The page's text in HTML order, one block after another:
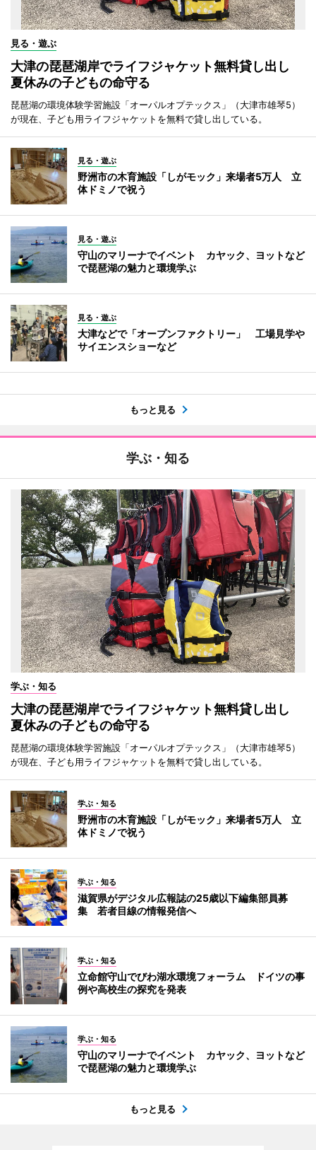
見る・遊ぶ
大津の琵琶湖岸でライフジャケット無料貸し出し
夏休みの子どもの命守る
琵琶湖の環境体験学習施設「オーパルオプテックス」（大津市雄琴5）
が現在、子ども用ライフジャケットを無料で貸し出している。
見る・遊ぶ
野洲市の木育施設「しがモック」来場者5万人 立
体ドミノで祝う
見る・遊ぶ
守山のマリーナでイベント カヤック、ヨットなど
で琵琶湖の魅力と環境学ぶ
見る・遊ぶ
大津などで「オープンファクトリー」 工場見学や
サイエンスショーなど
もっと見る
学ぶ・知る
学ぶ・知る
大津の琵琶湖岸でライフジャケット無料貸し出し
夏休みの子どもの命守る
琵琶湖の環境体験学習施設「オーパルオプテックス」（大津市雄琴5）
が現在、子ども用ライフジャケットを無料で貸し出している。
学ぶ・知る
野洲市の木育施設「しがモック」来場者5万人 立
体ドミノで祝う
学ぶ・知る
滋賀県がデジタル広報誌の25歳以下編集部員募
集 若者目線の情報発信へ
学ぶ・知る
立命館守山でびわ湖水環境フォーラム ドイツの事
例や高校生の探究を発表
学ぶ・知る
守山のマリーナでイベント カヤック、ヨットなど
で琵琶湖の魅力と環境学ぶ
もっと見る